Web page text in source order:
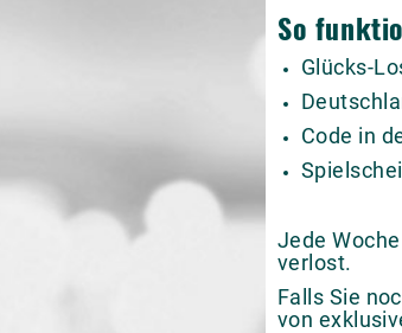
So
Glücks-
Code in
Jede
verlost.
Falls Sie
von